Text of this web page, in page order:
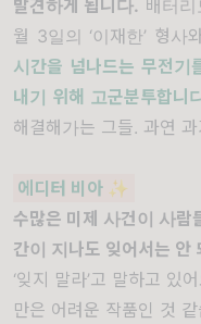
발견하게 됩니다. 배터
월 3일의 ‘이재한’ 형사
시간을 넘나드는 무전기
내기 위해 고군분투합니
해결해가는 그들. 과연
에디터 비아 ✨
수많은 미제 사건이 사람
간이 지나도 잊어서는 안
‘잊지 말라’고 말하고 있
만은 어려운 작품인 것